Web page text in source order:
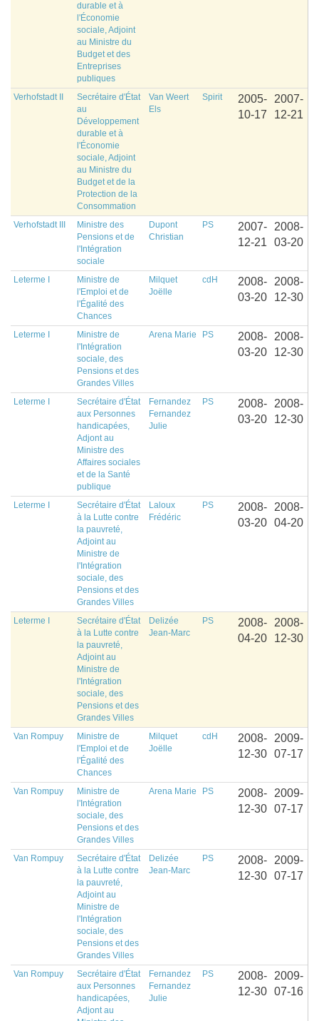
durable et à
l'Économie
sociale, Adjoint
au Ministre du
Budget et des
Entreprises
publiques
Verhofstadt II
Secrétaire d'État
au
Développement
durable et à
l'Économie
sociale, Adjoint
au Ministre du
Budget et de la
Protection de la
Consommation
Van Weert
Els
Spirit
2005-
10-17
2007-
12-21
Verhofstadt III
Ministre des
Pensions et de
l'Intégration
sociale
Dupont
Christian
PS
2007-
12-21
2008-
03-20
Leterme I
Ministre de
l'Emploi et de
l'Égalité des
Chances
Milquet
Joëlle
cdH
2008-
03-20
2008-
12-30
Leterme I
Ministre de
l'Intégration
sociale, des
Pensions et des
Grandes Villes
Arena Marie PS
2008-
03-20
2008-
12-30
Leterme I
Secrétaire d'État
aux Personnes
handicapées,
Adjont au
Ministre des
Affaires sociales
et de la Santé
publique
Fernandez
Fernandez
Julie
PS
2008-
03-20
2008-
12-30
Leterme I
Secrétaire d'État
à la Lutte contre
la pauvreté,
Adjoint au
Ministre de
l'Intégration
sociale, des
Pensions et des
Grandes Villes
Laloux
Frédéric
PS
2008-
03-20
2008-
04-20
Leterme I
Secrétaire d'État
à la Lutte contre
la pauvreté,
Adjoint au
Ministre de
l'Intégration
sociale, des
Pensions et des
Grandes Villes
Delizée
Jean-Marc
PS
2008-
04-20
2008-
12-30
Van Rompuy
Ministre de
l'Emploi et de
l'Égalité des
Chances
Milquet
Joëlle
cdH
2008-
12-30
2009-
07-17
Van Rompuy
Ministre de
l'Intégration
sociale, des
Pensions et des
Grandes Villes
Arena Marie PS
2008-
12-30
2009-
07-17
Van Rompuy
Secrétaire d'État
à la Lutte contre
la pauvreté,
Adjoint au
Ministre de
l'Intégration
sociale, des
Pensions et des
Grandes Villes
Delizée
Jean-Marc
PS
2008-
12-30
2009-
07-17
Van Rompuy
Secrétaire d'État
aux Personnes
handicapées,
Adjont au
Fernandez
Fernandez
Julie
PS
2008-
12-30
2009-
07-16